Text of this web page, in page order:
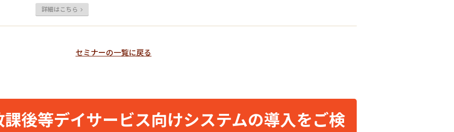
詳細はこちら
セミナーの一覧に戻る
課後等デイサービス向けシステムの導入をご検